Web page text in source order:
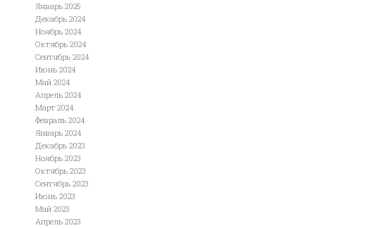
Январь 2025
Декабрь 2024
Ноябрь 2024
Октябрь 2024
Сентябрь 2024
Июнь 2024
Май 2024
Апрель 2024
Март 2024
Февраль 2024
Январь 2024
Декабрь 2023
Ноябрь 2023
Октябрь 2023
Сентябрь 2023
Июнь 2023
Май 2023
Апрель 2023